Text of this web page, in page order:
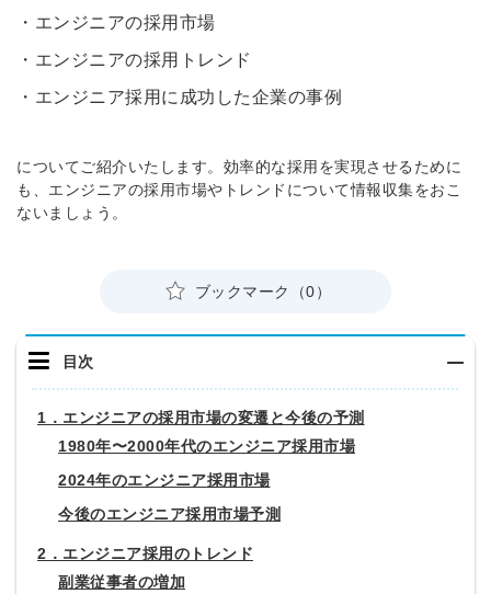
・エンジニアの採用市場
・エンジニアの採用トレンド
・エンジニア採用に成功した企業の事例
についてご紹介いたします。効率的な採用を実現させるために
も、エンジニアの採用市場やトレンドについて情報収集をおこ
ないましょう。
ブックマーク（0）
目次
1．エンジニアの採用市場の変遷と今後の予測
1980年〜2000年代のエンジニア採用市場
2024年のエンジニア採用市場
今後のエンジニア採用市場予測
2．エンジニア採用のトレンド
副業従事者の増加